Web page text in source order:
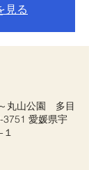
見る
丸山公園 多目
3751 愛媛県宇